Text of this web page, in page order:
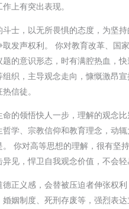
上有突出表现。
斗士，以无所畏惧的态度，为坚
取发声权利。 你对教育改革、国
题的意识形态，时有满腔热血，
组织，主导观念走向，慷慨激昂
信徒。
命的领悟快人一步，理解的观念
哲学、宗教信仰和教育理念，动
。 你对高等思想的理解，很有坚
见，悍卫自我观念价值，不会轻
正义感，会替被压迫者伸张权利
婚姻制度、死刑存废等，强烈表